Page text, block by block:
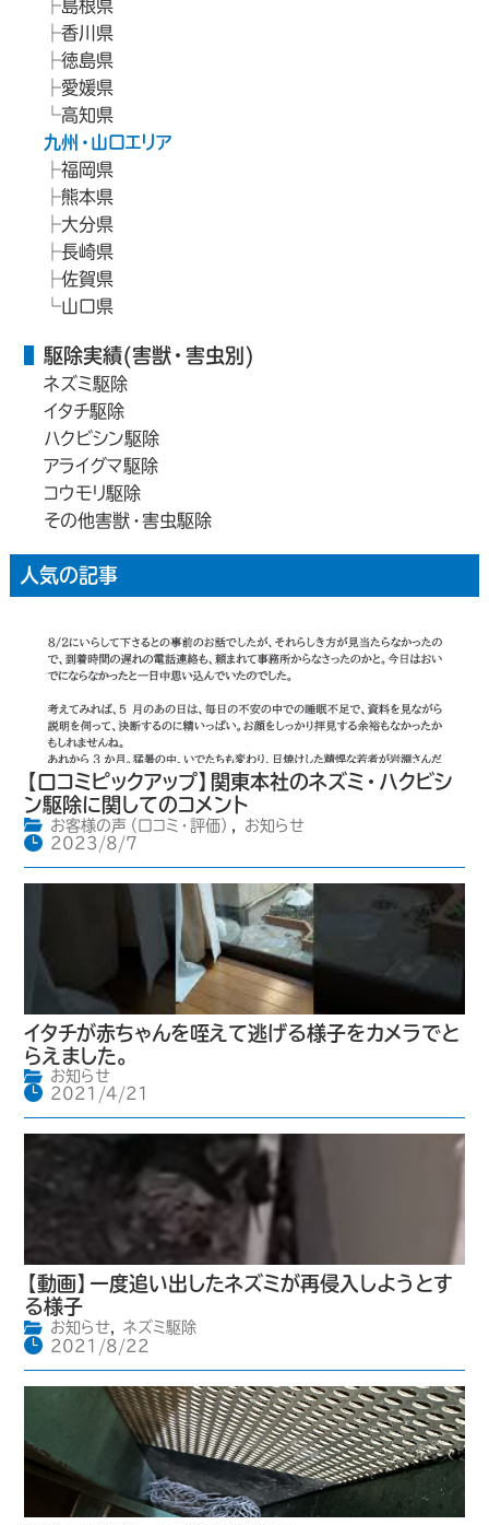
島根県
香川県
徳島県
愛媛県
高知県
九州・山口エリア
福岡県
熊本県
大分県
長崎県
佐賀県
山口県
駆除実績(害獣・害虫別)
ネズミ駆除
イタチ駆除
ハクビシン駆除
アライグマ駆除
コウモリ駆除
その他害獣・害虫駆除
人気の記事
【口コミピックアップ】関東本社のネズミ・ハクビシ
ン駆除に関してのコメント
お客様の声（口コミ・評価）
お知らせ
2023/8/7
イタチが赤ちゃんを咥えて逃げる様子をカメラでと
らえました。
お知らせ
2021/4/21
【動画】一度追い出したネズミが再侵入しようとす
る様子
お知らせ,
ネズミ駆除
2021/8/22